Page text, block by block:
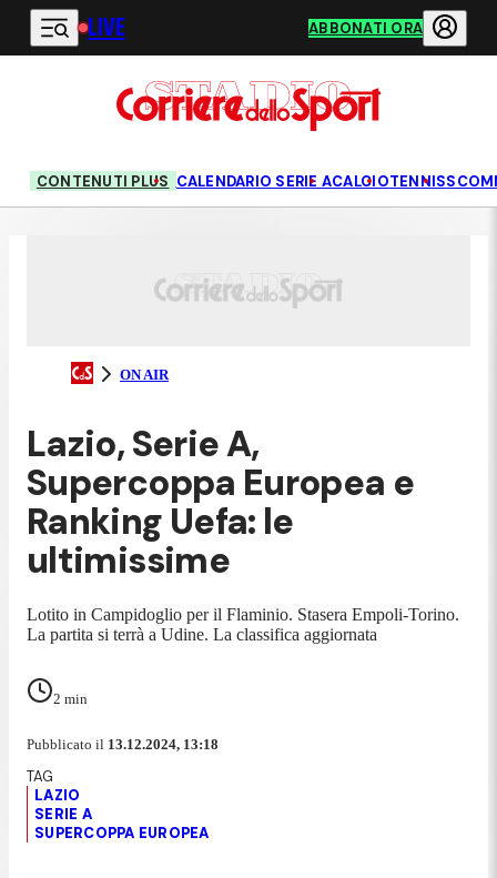
Vai al contenuto principale
LIVE ABBONATI ORA
CONTENUTI PLUS CALENDARIO SERIE ACALCIOTENNIS
ON AIR
Lazio, Serie A,
Supercoppa Europea e
Ranking Uefa: le
ultimissime
Lotito in Campidoglio per il Flaminio. Stasera Empoli-Torino.
La partita si terrà a Udine. La classifica aggiornata
2 min
Pubblicato il 13.12.2024, 13:18
LAZIO
SERIE A
SUPERCOPPA EUROPEA